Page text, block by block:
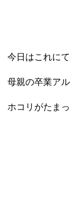
今日はこれに
母親の卒業ア
ホコリがたま